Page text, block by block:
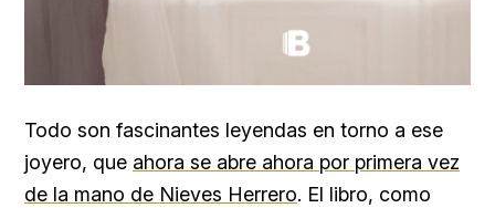
Todo son fascinantes leyendas en torno a ese
joyero, que ahora se abre ahora por primera vez
de la mano de Nieves Herrero. El libro, como